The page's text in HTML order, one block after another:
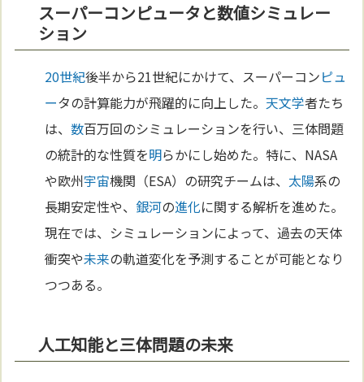
スーパーコンピュータと数値シミュレー
ション
20世紀後半から21世紀にかけて、スーパーコンピュ
ータの計算能力が飛躍的に向上した。天文学者たち
は、数百万回のシミュレーションを行い、三体問題
の統計的な性質を明らかにし始めた。特に、NASA
や欧州宇宙機関（ESA）の研究チームは、 太陽系の
長期安定性や、 銀河の進化に関する解析を進めた。
現在では、シミュレーションによって、過去の天体
衝突や未来の軌道変化を予測することが可能となり
つつある。
人工知能と三体問題の未来